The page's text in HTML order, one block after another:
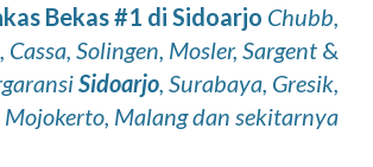
Bekas #1 di Sidoarjo Chubb,
Solingen, Mosler, Sargent&
Sidoarjo, Surabaya, Gresik,
Mojokerto, Malang dan sekitarnya